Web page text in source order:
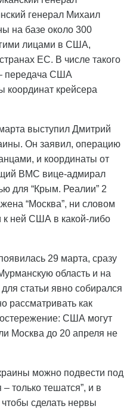
генерал Михаил
на базе около 300
лицами в США,
ЕС. В числе такого
передача США
крейсера
выступил Дмитрий
Он заявил, операцию
и координаты от
ВМС вице-адмирал
для “Крым. Реалии” 2
“Москва”, ни словом
к ней США в какой-либо
29 марта, сразу
область и на
статьи явно собирался
рассматривать как
США могут
Москва до 20 апреля не
можно подвести под
только тешатся”, и в
сделать нервы